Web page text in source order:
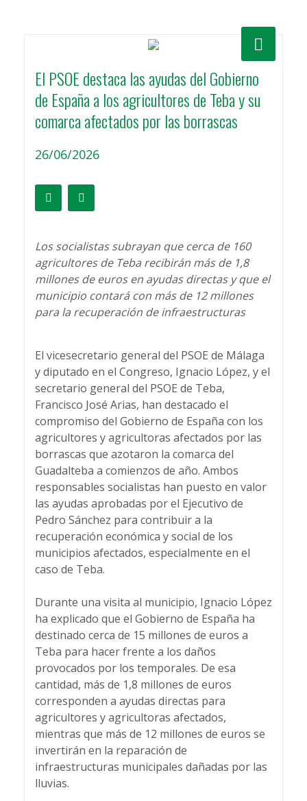
El PSOE destaca las ayudas del Gobierno
de España a los agricultores de Teba y su
comarca afectados por las borrascas
26/06/2026
Los socialistas subrayan que cerca de 160
agricultores de Teba recibirán más de 1,8
millones de euros en ayudas directas y que el
municipio contará con más de 12 millones
para la recuperación de infraestructuras
El vicesecretario general del PSOE de Málaga
y diputado en el Congreso, Ignacio López, y el
secretario general del PSOE de Teba,
Francisco José Arias, han destacado el
compromiso del Gobierno de España con los
agricultores y agricultoras afectados por las
borrascas que azotaron la comarca del
Guadalteba a comienzos de año. Ambos
responsables socialistas han puesto en valor
las ayudas aprobadas por el Ejecutivo de
Pedro Sánchez para contribuir a la
recuperación económica y social de los
municipios afectados, especialmente en el
caso de Teba.
Durante una visita al municipio, Ignacio López
ha explicado que el Gobierno de España ha
destinado cerca de 15 millones de euros a
Teba para hacer frente a los daños
provocados por los temporales. De esa
cantidad, más de 1,8 millones de euros
corresponden a ayudas directas para
agricultores y agricultoras afectados,
mientras que más de 12 millones de euros se
invertirán en la reparación de
infraestructuras municipales dañadas por las
lluvias.